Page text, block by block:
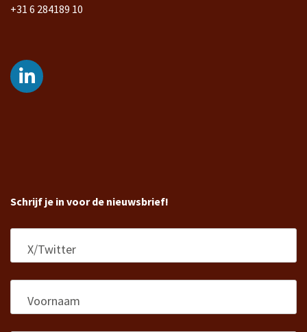
+31 6 284189 10
Schrijf je in voor de nieuwsbrief!
X/Twitter
Voornaam